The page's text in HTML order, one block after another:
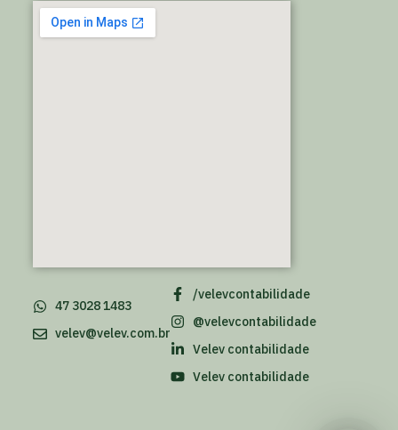
/velevcontabilidade
@velevcontabilidade
Velev contabilidade
Velev contabilidade
47 3028 1483
velev@velev.com.br